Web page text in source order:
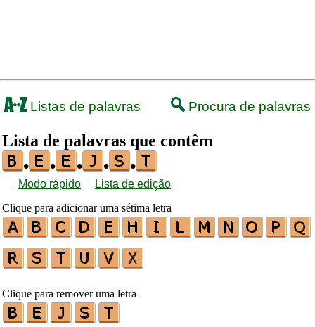
Listas de palavras Procura de palavras
Lista de palavras que contêm
•
• • • •
Modo rápido
Lista de edição
Clique para adicionar uma sétima letra
Clique para remover uma letra